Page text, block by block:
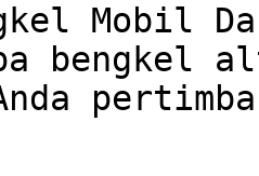
Mobil
bengkel